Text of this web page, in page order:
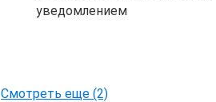
уведомлением
Смотреть еще (2)